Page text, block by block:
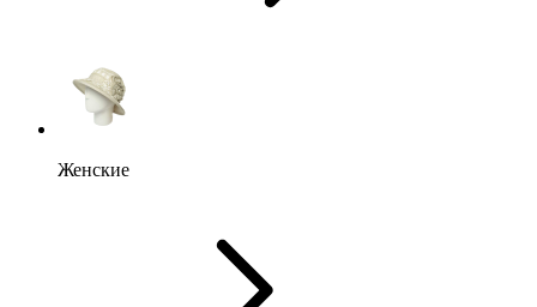
Женские